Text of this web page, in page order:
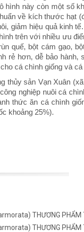
hình này còn một số
về kích thước hạt
giảm hiệu quả kinh
trên với nhiều ưu
quế, bột cám gạo,
rẻ hơn, dễ bảo
cá chình giống và
thủy sản Vạn Xuân
nghiệp nuôi cá
thức ăn cá chình
khoảng 25%).
THƯƠNG PHẨM
THƯƠNG PHẨM